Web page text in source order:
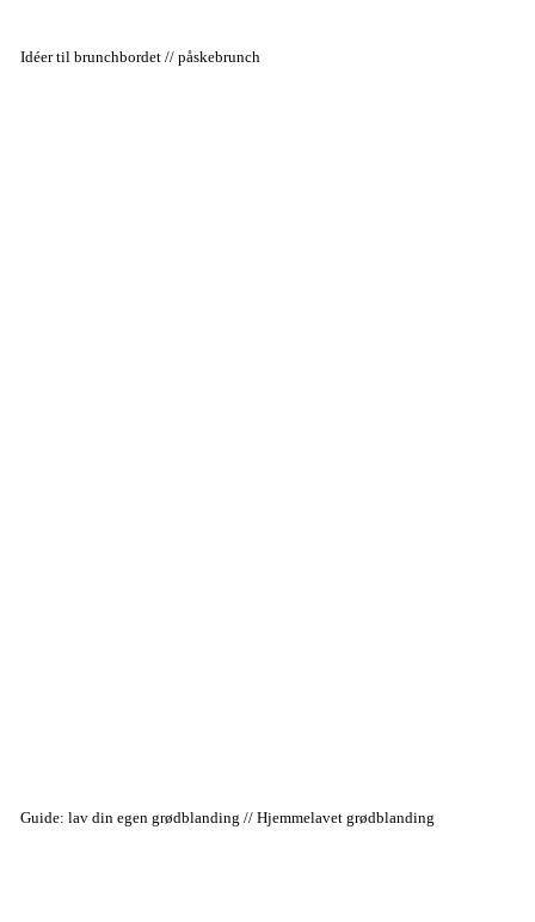
Idéer til brunchbordet // påskebrunch
Guide: lav din egen grødblanding // Hjemmelavet grødblanding